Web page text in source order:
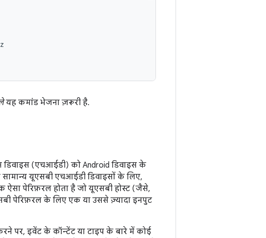
यह कमांड भेजना ज़रूरी है.
(एचआईडी) को Android डिवाइस के
यूएसबी एचआईडी डिवाइसों के लिए,
पेरिफ़रल होता है जो यूएसबी होस्ट (जैसे,
पेरिफ़रल के लिए एक या उससे ज़्यादा इनपुट
पर, इवेंट के कॉन्टेंट या टाइप के बारे में कोई